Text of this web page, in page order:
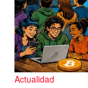
Actualidad